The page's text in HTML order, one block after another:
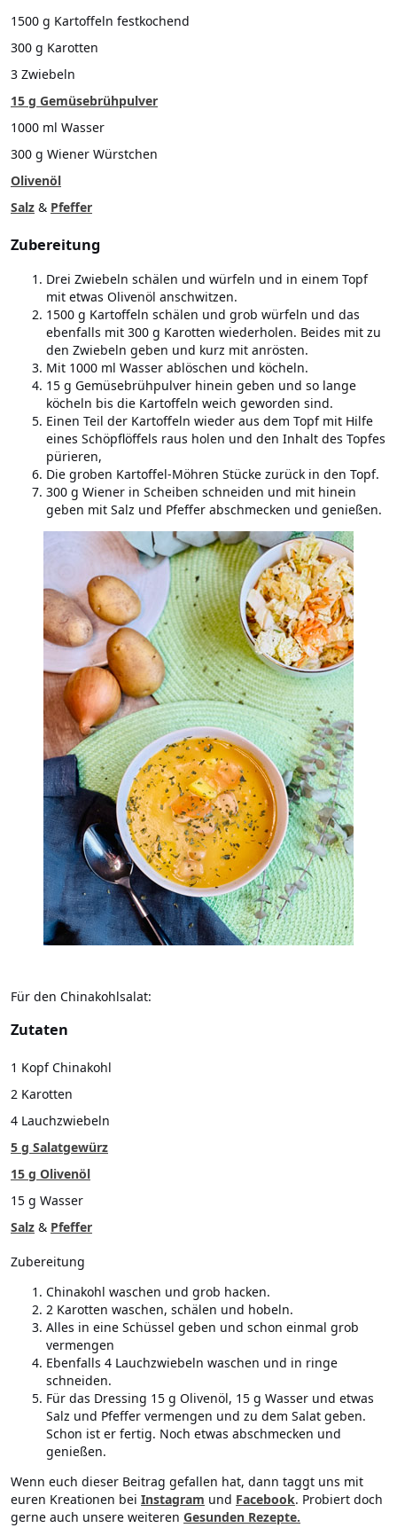
1500 g Kartoffeln festkochend
300 g Karotten
3 Zwiebeln
15 g Gemüsebrühpulver
1000 ml Wasser
300 g Wiener Würstchen
Olivenöl
Salz & Pfeffer
Zubereitung
Drei Zwiebeln schälen und würfeln und in einem Topf
mit etwas Olivenöl anschwitzen.
1500 g Kartoffeln schälen und grob würfeln und das
ebenfalls mit 300 g Karotten wiederholen. Beides mit zu
den Zwiebeln geben und kurz mit anrösten.
Mit 1000 ml Wasser ablöschen und köcheln.
15 g Gemüsebrühpulver hinein geben und so lange
köcheln bis die Kartoffeln weich geworden sind.
Einen Teil der Kartoffeln wieder aus dem Topf mit Hilfe
eines Schöpflöffels raus holen und den Inhalt des Topfes
pürieren,
Die groben Kartoffel-Möhren Stücke zurück in den Topf.
300 g Wiener in Scheiben schneiden und mit hinein
geben mit Salz und Pfeffer abschmecken und genießen.
Für den Chinakohlsalat:
Zutaten
1 Kopf Chinakohl
2 Karotten
4 Lauchzwiebeln
5 g Salatgewürz
15 g Olivenöl
15 g Wasser
Salz & Pfeffer
Zubereitung
Chinakohl waschen und grob hacken.
2 Karotten waschen, schälen und hobeln.
Alles in eine Schüssel geben und schon einmal grob
vermengen
Ebenfalls 4 Lauchzwiebeln waschen und in ringe
schneiden.
Für das Dressing 15 g Olivenöl, 15 g Wasser und etwas
Salz und Pfeffer vermengen und zu dem Salat geben.
Schon ist er fertig. Noch etwas abschmecken und
genießen.
Wenn euch dieser Beitrag gefallen hat, dann taggt uns mit
euren Kreationen bei Instagram und Facebook. Probiert doch
gerne auch unsere weiteren Gesunden Rezepte.